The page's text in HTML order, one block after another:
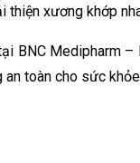
xương khớp
BNC Medipharm
an toàn cho sức